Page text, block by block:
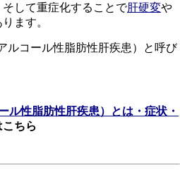
そして重症化することで肝硬変や
ます。
ルコール性脂肪性肝疾患）と呼び
ル性脂肪性肝疾患）とは・症状・
ちら